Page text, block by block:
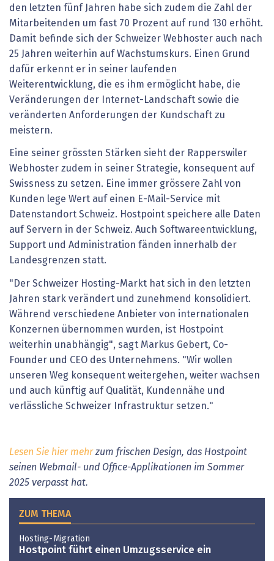
den letzten fünf Jahren habe sich zudem die Zahl der
Mitarbeitenden um fast 70 Prozent auf rund 130 erhöht.
Damit befinde sich der Schweizer Webhoster auch nach
25 Jahren weiterhin auf Wachstumskurs. Einen Grund
dafür erkennt er in seiner laufenden
Weiterentwicklung, die es ihm ermöglicht habe, die
Veränderungen der Internet-Landschaft sowie die
veränderten Anforderungen der Kundschaft zu
meistern.
Eine seiner grössten Stärken sieht der Rapperswiler
Webhoster zudem in seiner Strategie, konsequent auf
Swissness zu setzen. Eine immer grössere Zahl von
Kunden lege Wert auf einen E-Mail-Service mit
Datenstandort Schweiz. Hostpoint speichere alle Daten
auf Servern in der Schweiz. Auch Softwareentwicklung,
Support und Administration fänden innerhalb der
Landesgrenzen statt.
"Der Schweizer Hosting-Markt hat sich in den letzten
Jahren stark verändert und zunehmend konsolidiert.
Während verschiedene Anbieter von internationalen
Konzernen übernommen wurden, ist Hostpoint
weiterhin unabhängig", sagt Markus Gebert, Co-
Founder und CEO des Unternehmens. "Wir wollen
unseren Weg konsequent weitergehen, weiter wachsen
und auch künftig auf Qualität, Kundennähe und
verlässliche Schweizer Infrastruktur setzen."
Lesen Sie hier mehrzum frischen Design, das Hostpoint
seinen Webmail- und Office-Applikationen im Sommer
2025 verpasst hat.
ZUM THEMA
Hosting-Migration
Hostpoint führt einen Umzugsservice ein